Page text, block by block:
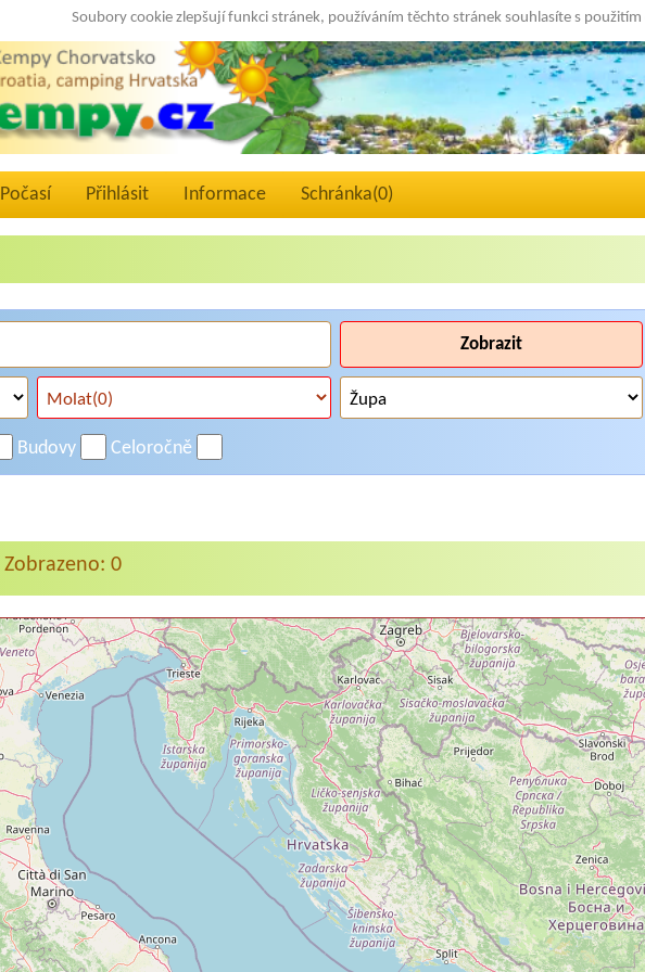
Soubory cookie zlepšují funkci stránek, používáním těchto stránek souhlasíte s použitím
Počasí Přihlásit Informace Schránka(0)
Zobrazit
Budovy Celoročně
Zobrazeno: 0